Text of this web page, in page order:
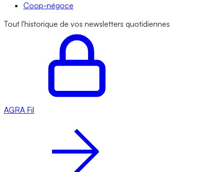
Coop-négoce
Tout l'historique de vos newsletters quotidiennes
AGRA Fil